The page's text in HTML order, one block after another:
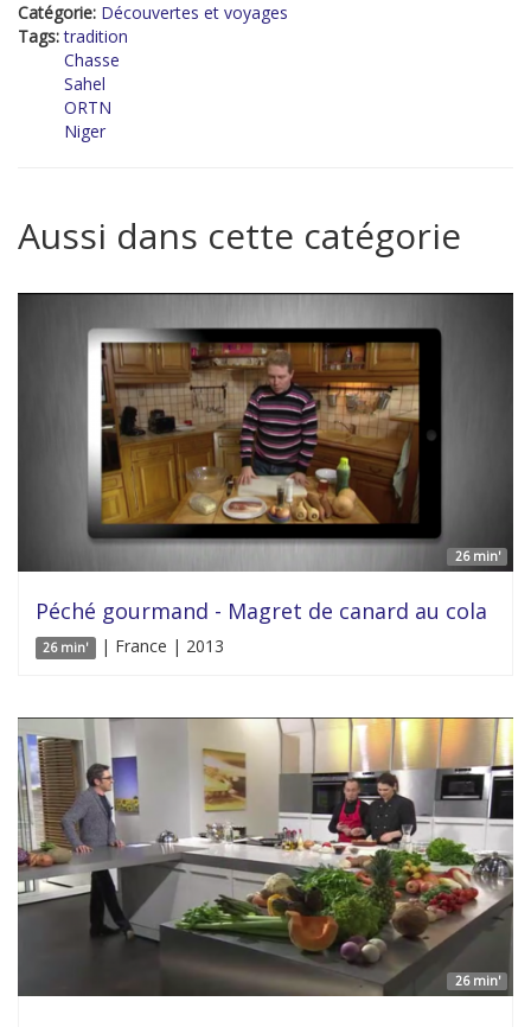
Catégorie: Découvertes et voyages
Tags:tradition
Chasse
Sahel
ORTN
Niger
Aussi dans cette catégorie
26 min'
Péché gourmand - Magret de canard au cola
26 min' | France | 2013
26 min'